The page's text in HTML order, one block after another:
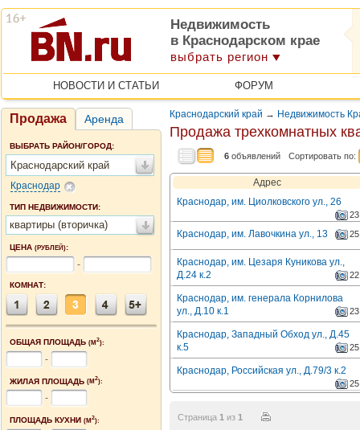
Недвижимость
в Краснодарском крае
выбрать регион
НОВОСТИ И СТАТЬИ ФОРУМ
Продажа Аренда
ВЫБРАТЬ РАЙОН/ГОРОД:
Краснодарский край
Краснодар
ТИП НЕДВИЖИМОСТИ:
квартиры (вторичка)
ЦЕНА (РУБЛЕЙ):
-
КОМНАТ:
ОБЩАЯ ПЛОЩАДЬ (М2):
-
ЖИЛАЯ ПЛОЩАДЬ (М2):
-
ПЛОЩАДЬ КУХНИ (М2):
Краснодарский край → Недвижимость
Продажа трехкомнатных
6 объявлений Сортировать по:
Адрес
Краснодар, им. Циолковского ул., 26
23
Краснодар, им. Лавочкина ул., 13 25
Краснодар, им. Цезаря Куникова ул.,
Д.24 к.2
22
Краснодар, им. генерала Корнилова
ул., Д.10 к.1
23
Краснодар, Западный Обход ул., Д.45
к.5
25
Краснодар, Российская ул., Д.79/3 к.2
25
Страница 1 из 1